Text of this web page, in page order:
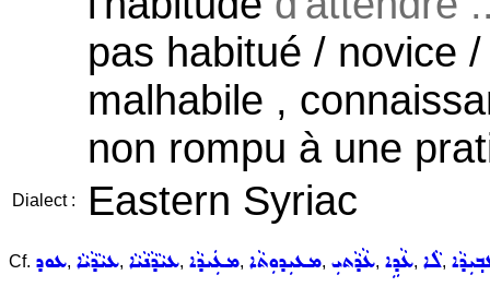
pas habitué / novice
malhabile ,
non rompu à une
Dialect : Eastern Syriac
Cf. ܥܘܕ, ܥܝܵܕܵܝܵܐ, ܥܝܵܕܵܢܵܝܵܐ, ܡܥܲܝܕܵܐ, ܡܥܝܼܕܘܼܬܵܐ, ܥܵܕܵܬܝܼ, ܥܵܕܹܐ, ܠܵܐ,